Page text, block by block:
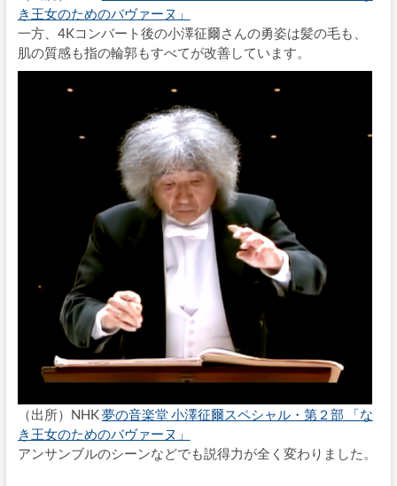
き王女のためのバヴァーヌ」
一方、4Kコンバート後の小澤征爾さんの勇姿は髪の毛も、
肌の質感も指の輪郭もすべてが改善しています。
（出所）NHK夢の音楽堂 小澤征爾スペシャル・第２部 「な
き王女のためのバヴァーヌ」
アンサンブルのシーンなどでも説得力が全く変わりました。